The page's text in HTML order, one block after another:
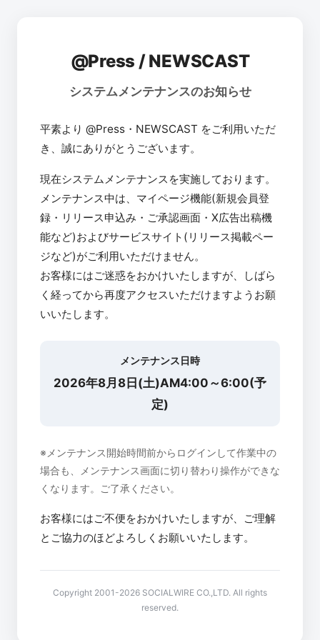
@Press / NEWSCAST
システムメンテナンスのお知らせ
平素より @Press・NEWSCAST をご利用いただ
き、誠にありがとうございます。
現在システムメンテナンスを実施しております。
メンテナンス中は、マイページ機能(新規会員登
録・リリース申込み・ご承認画面・X広告出稿機
能など)およびサービスサイト(リリース掲載ペー
ジなど)がご利用いただけません。
お客様にはご迷惑をおかけいたしますが、しばら
く経ってから再度アクセスいただけますようお願
いいたします。
メンテナンス日時
2026年8月8日(土)AM4:00～6:00(予
定)
※メンテナンス開始時間前からログインして作業中の
場合も、メンテナンス画面に切り替わり操作ができな
くなります。ご了承ください。
お客様にはご不便をおかけいたしますが、ご理解
とご協力のほどよろしくお願いいたします。
Copyright 2001-2026 SOCIALWIRE CO.,LTD. All rights
reserved.